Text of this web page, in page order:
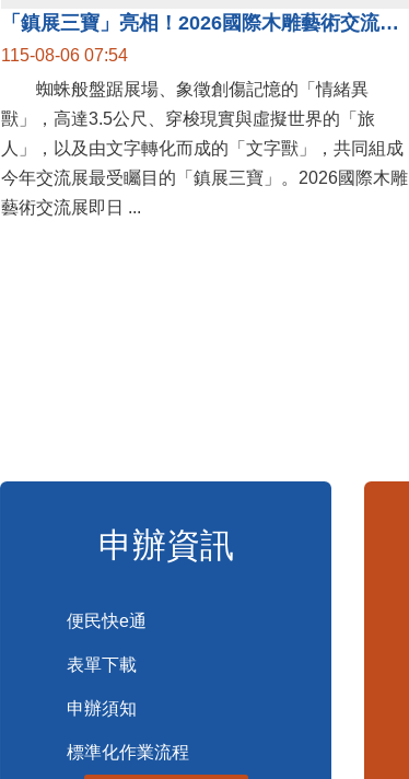
「鎮展三寶」亮相！2026國際木雕藝術交流展登場 國際木雕競賽得獎入圍名單同步揭曉
115-08-06 07:54
蜘蛛般盤踞展場、象徵創傷記憶的「情緒異
獸」，高達3.5公尺、穿梭現實與虛擬世界的「旅
人」，以及由文字轉化而成的「文字獸」，共同組成
今年交流展最受矚目的「鎮展三寶」。2026國際木雕
藝術交流展即日 ...
申辦資訊
便民快e通
表單下載